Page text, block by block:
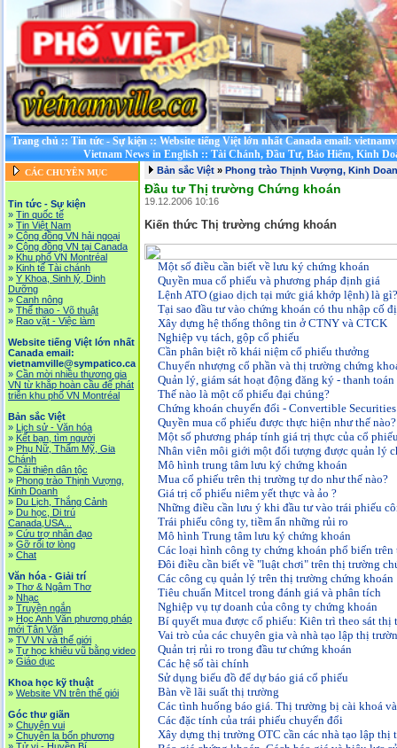
Trang chủ::Tin tức - Sự kiện::Website tiếng Việt lớn nhất Canada email:
Vietnam News in English::Tài Chánh, Đầu Tư, Bảo Hiểm, Kinh
CÁC CHUYÊN MỤC
Tin tức - Sự kiện
» Tin quốc tế
» Tin Việt Nam
» Cộng đồng VN hải ngoại
» Cộng đồng VN tại Canada
» Khu phố VN Montréal
» Kinh tế Tài chánh
» Y Khoa, Sinh lý, Dinh
Dưỡng
» Canh nông
» Thể thao - Võ thuật
» Rao vặt - Việc làm
Website tiếng Việt lớn nhất
Canada email:
vietnamville@sympatico.ca
» Cần mời nhiều thương gia
VN từ khắp hoàn cầu để phát
triễn khu phố VN Montréal
Bản sắc Việt
» Lịch sử - Văn hóa
» Kết bạn, tìm người
» Phụ Nữ, Thẩm Mỹ, Gia
Chánh
» Cải thiện dân tộc
» Phong trào Thịnh Vượng,
Kinh Doanh
» Du Lịch, Thắng Cảnh
» Du học, Di trú
Canada,USA...
» Cứu trợ nhân đạo
» Gỡ rối tơ lòng
» Chat
Văn hóa - Giải trí
» Thơ & Ngâm Thơ
» Nhạc
» Truyện ngắn
» Học Anh Văn phương pháp
mới Tân Văn
» TV VN và thế giới
» Tự học khiêu vũ bằng video
» Giáo dục
Khoa học kỹ thuật
» Website VN trên thế giói
Góc thư giãn
» Chuyện vui
» Chuyện lạ bốn phương
Bản sắc Việt » Phong trào Thịnh Vượng, Kinh
Đầu tư Thị trường Chứng khoán
19.12.2006 10:16
Kiến thức Thị trường chứng khoán
Một số điều cần biết về lưu ký chứng khoán
Quyền mua cổ phiếu và phương pháp định giá
Lệnh ATO (giao dịch tại mức giá khớp lệnh) là gì?
Tại sao đầu tư vào chứng khoán có thu nhập cố
Xây dựng hệ thống thông tin ở CTNY và CTCK
Nghiệp vụ tách, gộp cổ phiếu
Cần phân biệt rõ khái niệm cổ phiếu thưởng
Chuyển nhượng cổ phần và thị trường chứng
Quản lý, giám sát hoạt động đăng ký - thanh
Thế nào là một cổ phiếu đại chúng?
Chứng khoán chuyển đổi - Convertible Securities
Quyền mua cổ phiếu được thực hiện như thế nào?
Một số phương pháp tính giá trị thực của cổ
Nhân viên môi giới một đối tượng được quản lý
Mô hình trung tâm lưu ký chứng khoán
Mua cổ phiếu trên thị trường tự do như thế nào?
Giá trị cổ phiếu niêm yết thực và ảo ?
Những điều cần lưu ý khi đầu tư vào trái phiếu
Trái phiếu công ty, tiềm ẩn những rủi ro
Mô hình Trung tâm lưu ký chứng khoán
Các loại hình công ty chứng khoán phổ biến
Đôi điều cần biết về "luật chơi" trên thị trường
Các công cụ quản lý trên thị trường chứng khoán
Tiêu chuẩn Mitcel trong đánh giá và phân tích
Nghiệp vụ tự doanh của công ty chứng khoán
Bí quyết mua được cổ phiếu: Kiên trì theo sát thị
Vai trò của các chuyên gia và nhà tạo lập thị
Quản trị rủi ro trong đầu tư chứng khoán
Các hệ số tài chính
Sử dụng biểu đồ để dự báo giá cổ phiếu
Bàn về lãi suất thị trường
Các tình huống báo giá. Thị trường bị cài khoá
Các đặc tính của trái phiếu chuyển đổi
Xây dựng thị trường OTC cần các nhà tạo lập thị